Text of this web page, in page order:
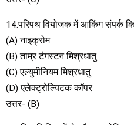
14.परिपथ वियोजक में आकिंग संपर्क
(A) नाइक्रोम
(B) ताम्र टंगस्टन मिश्रधातु
(C) एल्युमीनियम मिश्रधातु
(D) एलेक्ट्रोल्यिटक कॉपर
उत्तर- (B)